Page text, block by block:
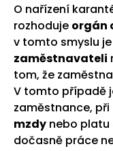
O nařízení
rozhoduje orgán
v tomto smyslu
zaměstnavateli
tom, že
V tomto případě
zaměstnance,
mzdy nebo platu
dočasně práce